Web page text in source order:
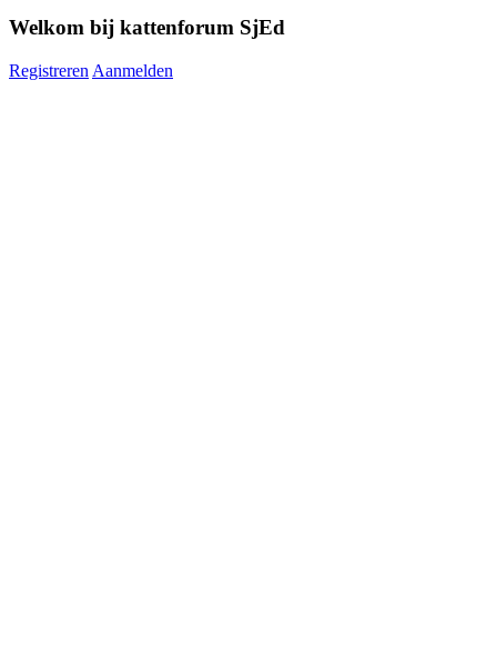
Welkom bij kattenforum SjEd
Registreren Aanmelden